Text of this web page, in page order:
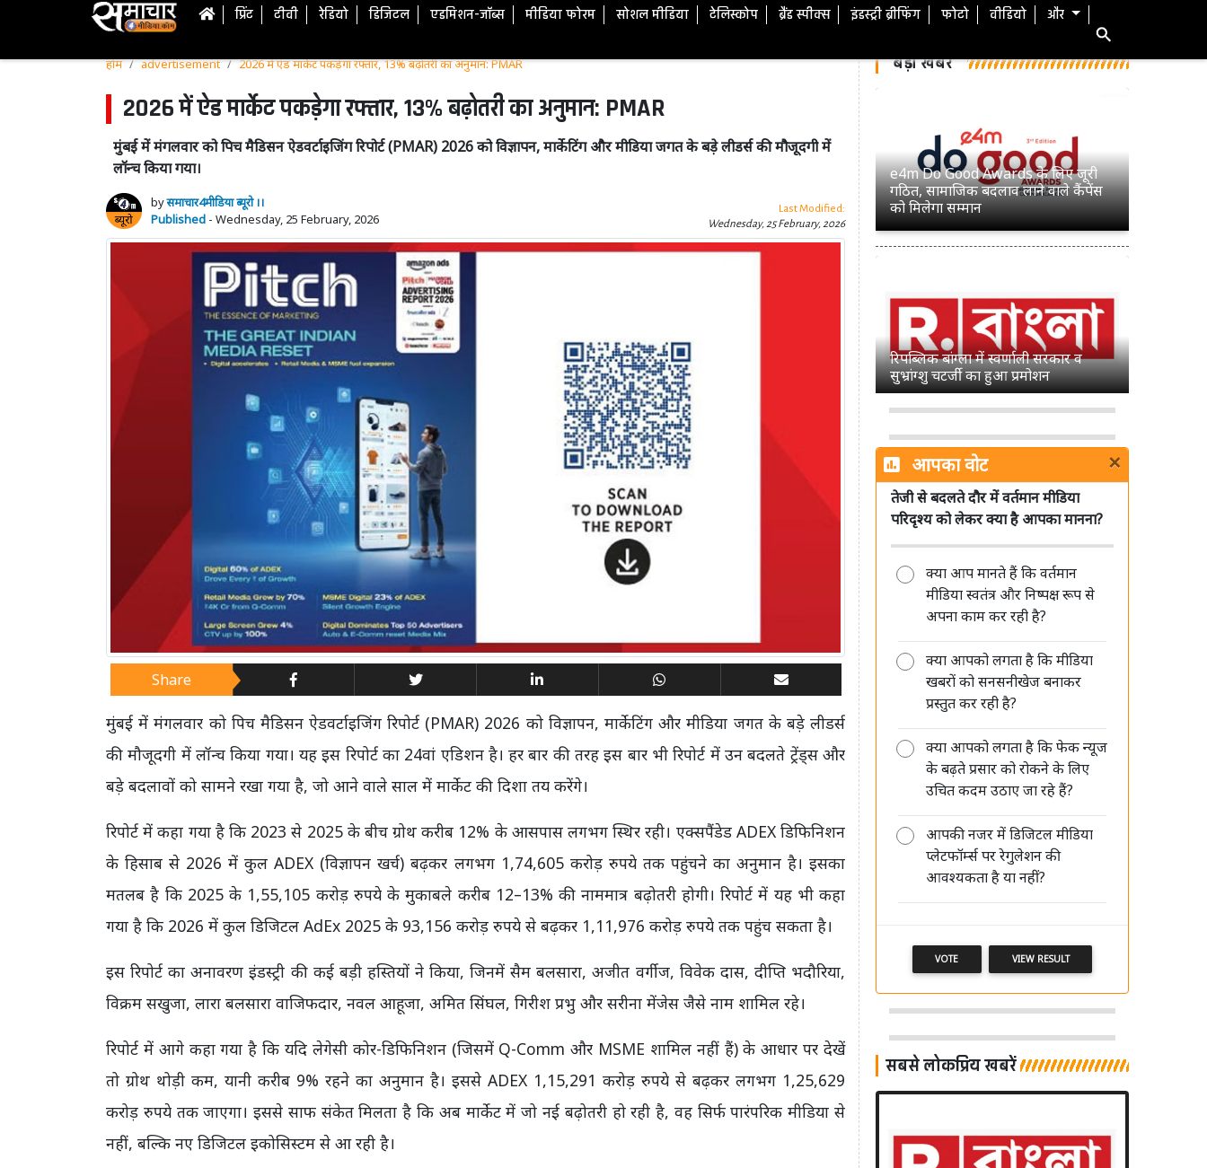
प्रिंट टीवी रेडियो डिजिटल एडमिशन-जॉब्स मीडिया फोरम सोशल मीडिया टेलिस्कोप ब्रैंड स्पीक्स इंडस्ट्री ब्रीफिंग फोटो वीडियो और
होम advertisement 2026 में ऐड मार्केट पकड़ेगा रफ्तार, 13% बढ़ोतरी का अनुमान: PMAR
2026 में ऐड मार्केट पकड़ेगा रफ्तार, 13% बढ़ोतरी का अनुमान: PMAR
मुंबई में मंगलवार को पिच मैडिसन ऐडवर्टाइजिंग रिपोर्ट (PMAR) 2026 को विज्ञापन, मार्केटिंग और मीडिया जगत के बड़े लीडर्स की मौजूदगी में
लॉन्च किया गया।
byसमाचार4मीडिया ब्यूरो ।।
Published - Wednesday, 25 February, 2026
Last Modified:
Wednesday, 25 February, 2026
Share
मुंबई में मंगलवार को पिच मैडिसन ऐडवर्टाइजिंग रिपोर्ट (PMAR) 2026 को विज्ञापन, मार्केटिंग और मीडिया जगत के बड़े लीडर्स
की मौजूदगी में लॉन्च किया गया। यह इस रिपोर्ट का 24वां एडिशन है। हर बार की तरह इस बार भी रिपोर्ट में उन बदलते ट्रेंड्स और
बड़े बदलावों को सामने रखा गया है, जो आने वाले साल में मार्केट की दिशा तय करेंगे।
रिपोर्ट में कहा गया है कि 2023 से 2025 के बीच ग्रोथ करीब 12% के आसपास लगभग स्थिर रही। एक्सपैंडेड ADEX डिफिनिशन
के हिसाब से 2026 में कुल ADEX (विज्ञापन खर्च) बढ़कर लगभग 1,74,605 करोड़ रुपये तक पहुंचने का अनुमान है। इसका
मतलब है कि 2025 के 1,55,105 करोड़ रुपये के मुकाबले करीब 12–13% की नाममात्र बढ़ोतरी होगी। रिपोर्ट में यह भी कहा
गया है कि 2026 में कुल डिजिटल AdEx 2025 के 93,156 करोड़ रुपये से बढ़कर 1,11,976 करोड़ रुपये तक पहुंच सकता है।
इस रिपोर्ट का अनावरण इंडस्ट्री की कई बड़ी हस्तियों ने किया, जिनमें सैम बलसारा, अजीत वर्गीज, विवेक दास, दीप्ति भदौरिया,
विक्रम सखुजा, लारा बलसारा वाजिफदार, नवल आहूजा, अमित सिंघल, गिरीश प्रभु और सरीना मेंजेस जैसे नाम शामिल रहे।
रिपोर्ट में आगे कहा गया है कि यदि लेगेसी कोर-डिफिनिशन (जिसमें Q-Comm और MSME शामिल नहीं हैं) के आधार पर देखें
तो ग्रोथ थोड़ी कम, यानी करीब 9% रहने का अनुमान है। इससे ADEX 1,15,291 करोड़ रुपये से बढ़कर लगभग 1,25,629
करोड़ रुपये तक जाएगा। इससे साफ संकेत मिलता है कि अब मार्केट में जो नई बढ़ोतरी हो रही है, वह सिर्फ पारंपरिक मीडिया से
नहीं, बल्कि नए डिजिटल इकोसिस्टम से आ रही है।
बड़ी खबरें
e4m Do Good Awards के लिए जूरी
गठित, सामाजिक बदलाव लाने वाले कैंपेंस
को मिलेगा सम्मान
रिपब्लिक बांग्ला में स्वर्णाली सरकार व
सुभ्रांग्शु चटर्जी का हुआ प्रमोशन
शेमारू को मिला MIB का ग्रीन सिग्नल,
जल्द लॉन्च होगा नया हिंदी चैनल 'Mango
TV'
डीपफेक पर सरकार की सख्ती जारी, संसद
में बताया- अब 3 घंटे में हटाना होगा
गैरकानूनी कंटेंट
AI की रफ्तार बनाम पत्रकारिता का भरोसा,
'मीडिया संवाद' में विशेषज्ञों ने रखी अपनी
बेबाक राय
आपका वोट ×
तेजी से बदलते दौर में वर्तमान मीडिया
परिदृश्य को लेकर क्या है आपका मानना?
क्या आप मानते हैं कि वर्तमान
मीडिया स्वतंत्र और निष्पक्ष रूप से
अपना काम कर रही है?
क्या आपको लगता है कि मीडिया
खबरों को सनसनीखेज बनाकर
प्रस्तुत कर रही है?
क्या आपको लगता है कि फेक न्यूज
के बढ़ते प्रसार को रोकने के लिए
उचित कदम उठाए जा रहे हैं?
आपकी नजर में डिजिटल मीडिया
प्लेटफॉर्म्स पर रेगुलेशन की
आवश्यकता है या नहीं?
VOTE VIEW RESULT
सबसे लोकप्रिय खबरें